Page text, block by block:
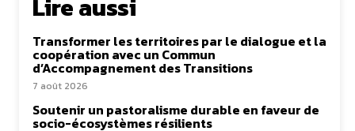
Lire aussi
Transformer les territoires par le dialogue et la
coopération avec un Commun
d’Accompagnement des Transitions
7 août 2026
Soutenir un pastoralisme durable en faveur de
socio-écosystèmes résilients